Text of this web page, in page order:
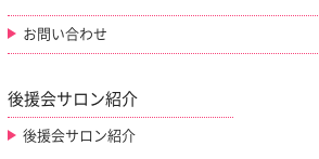
お問い合わせ
後援会サロン紹介
後援会サロン紹介